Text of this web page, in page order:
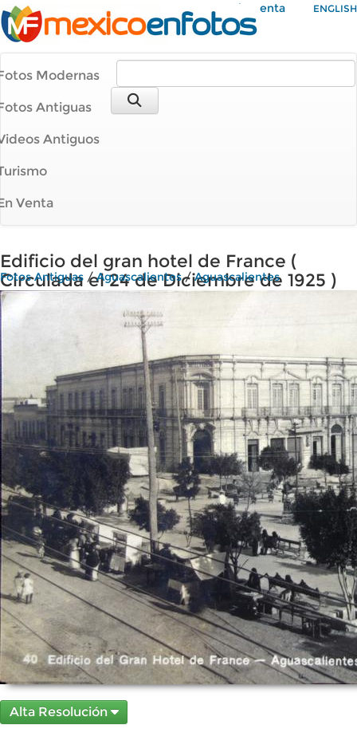
Mi Cuenta ENGLISH
Modernas
Antiguas
Antiguos
Venta
Edificio del gran hotel de France (
Circulada el 24 de Diciembre de 1925 )
Fotos Antiguas /Aguascalientes/Aguascalientes
Alta Resolución